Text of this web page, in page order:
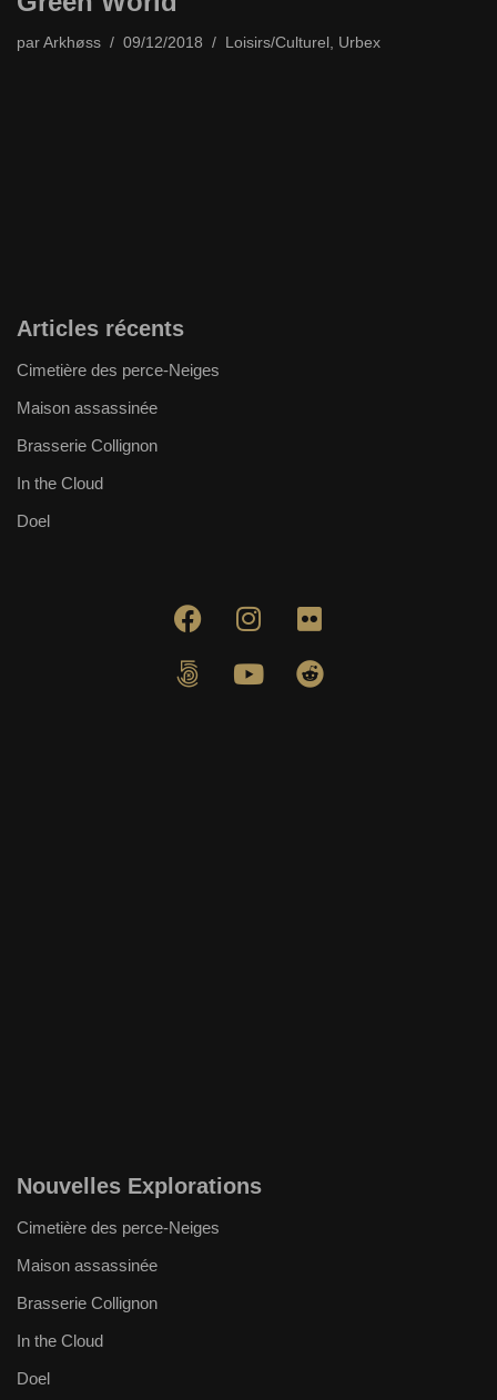
par Arkhøss 09/12/2018 Loisirs/Culturel , Urbex
Articles récents
Cimetière des perce-Neiges
Maison assassinée
Brasserie Collignon
In the Cloud
Doel
Nouvelles Explorations
Cimetière des perce-Neiges
Maison assassinée
Brasserie Collignon
In the Cloud
Doel